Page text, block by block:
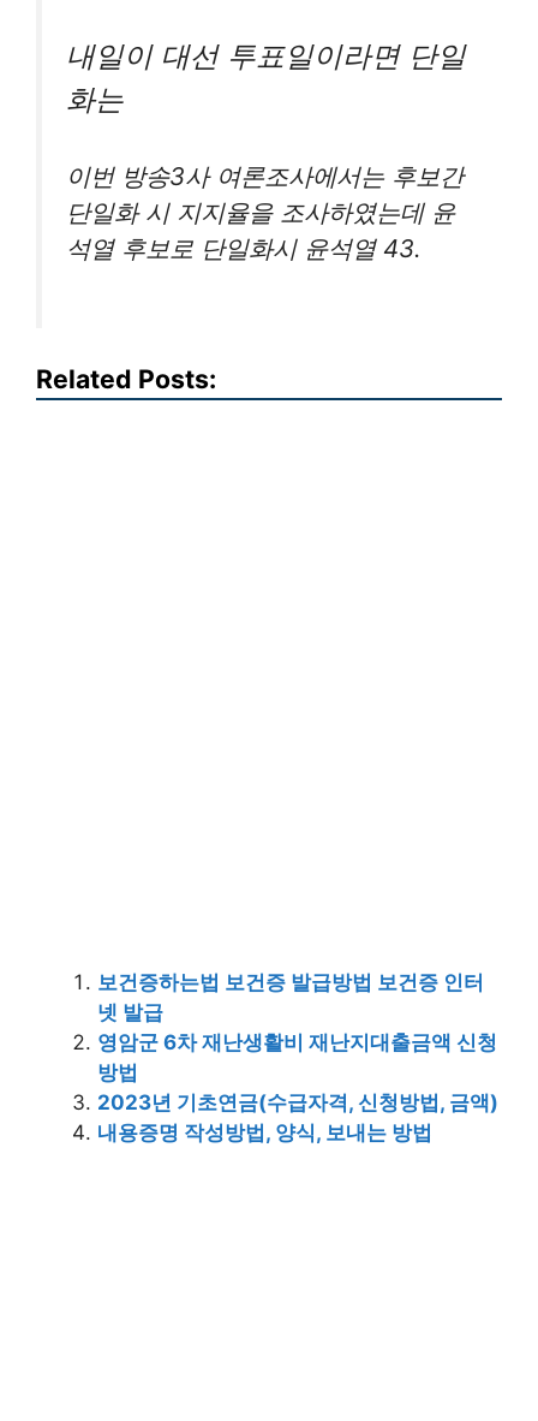
내일이 대선 투표일이라면 단일
화는
이번 방송3사 여론조사에서는 후보간
단일화 시 지지율을 조사하였는데 윤
석열 후보로 단일화시 윤석열 43.
Related Posts:
보건증하는법 보건증 발급방법 보건증 인터
넷 발급
영암군 6차 재난생활비 재난지대출금액 신청
방법
2023년 기초연금(수급자격, 신청방법, 금액)
내용증명 작성방법, 양식, 보내는 방법